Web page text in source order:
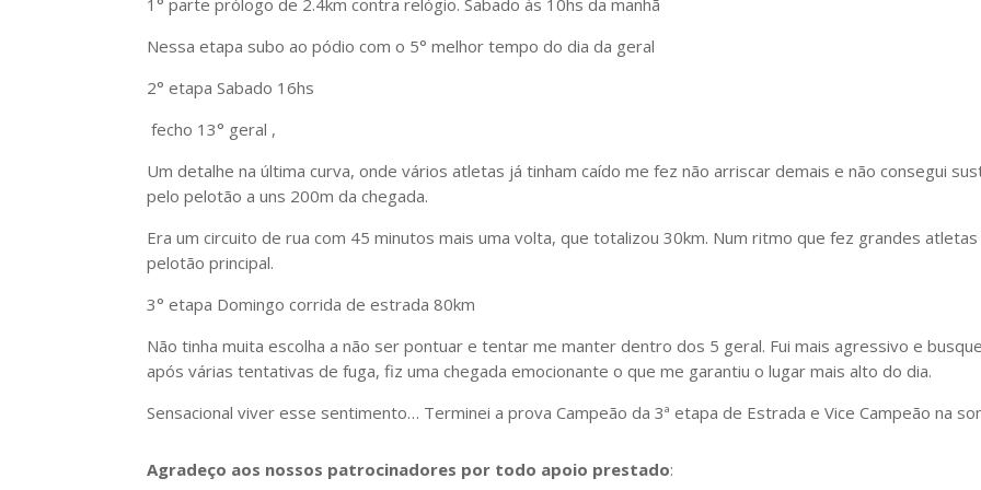
Nessa etapa subo ao pódio com o 5° melhor tempo do dia da geral
2° etapa Sabado 16hs
fecho 13° geral ,
Um detalhe na última curva, onde vários atletas já tinham caído me fez não arriscar demais e não consegui
pelo pelotão a uns 200m da chegada.
Era um circuito de rua com 45 minutos mais uma volta, que totalizou 30km. Num ritmo que fez grandes
pelotão principal.
3° etapa Domingo corrida de estrada 80km
Não tinha muita escolha a não ser pontuar e tentar me manter dentro dos 5 geral. Fui mais agressivo e
após várias tentativas de fuga, fiz uma chegada emocionante o que me garantiu o lugar mais alto do dia.
Sensacional viver esse sentimento… Terminei a prova Campeão da 3ª etapa de Estrada e Vice Campeão na
Agradeço aos nossos patrocinadores por todo apoio prestado: